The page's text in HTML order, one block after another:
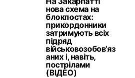
нова схема на
блокпостах:
прикордонники
затримують всіх
підряд
військовозобов’яз
аних і, навіть,
пострілами
(ВІДЕО)